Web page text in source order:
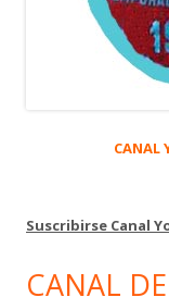
CANAL
Suscribirse Canal
CANAL